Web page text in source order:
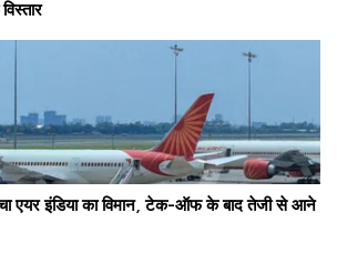
एयर इंडिया का विमान, टेक-ऑफ के बाद तेजी से आने